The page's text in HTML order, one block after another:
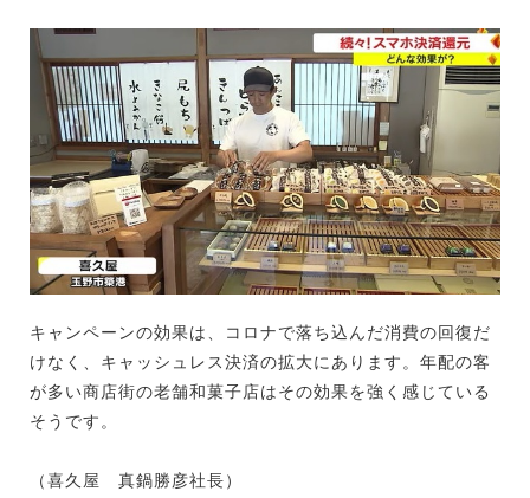
キャンペーンの効果は、コロナで落ち込んだ消費の回復だ
けなく、キャッシュレス決済の拡大にあります。年配の客
が多い商店街の老舗和菓子店はその効果を強く感じている
そうです。
（喜久屋 真鍋勝彦社長）